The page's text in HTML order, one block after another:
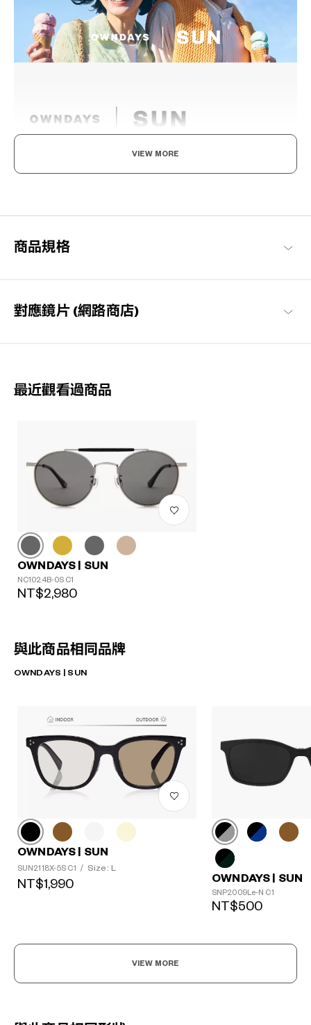
感受陽光，為之著迷。
OWNDAYS | SUN 商品一覽
VIEW MORE
商品規格
對應鏡片 (網路商店)
最近觀看過商品
OWNDAYS | SUN
NC1024B-0S C1
NT$2,980
與此商品相同品牌
OWNDAYS | SUN
OWNDAYS | SUN
SUN2118X-5S C1 / Size: L
NT$1,990 OWNDAYS | SUN
SNP2009Le-N C1
NT$500
VIEW MORE